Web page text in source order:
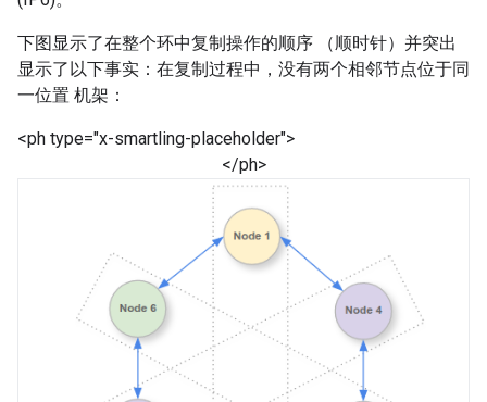
下图显示了在整个环中复制操作的顺序 （顺时针）并突出
显示了以下事实：在复制过程中，没有两个相邻节点位于同
一位置 机架：
<ph type="x-smartling-placeholder">
</ph>